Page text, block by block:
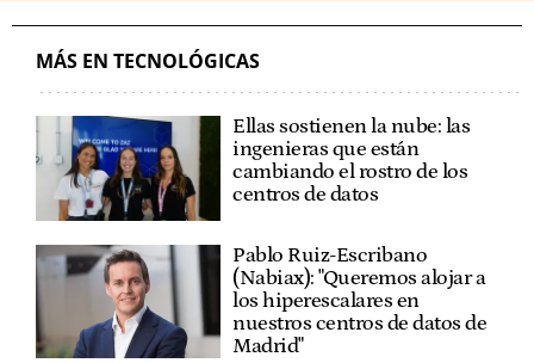
MÁS EN TECNOLÓGICAS
Ellas sostienen la nube: las
ingenieras que están
cambiando el rostro de los
centros de datos
Pablo Ruiz-Escribano
(Nabiax): "Queremos alojar a
los hiperescalares en
nuestros centros de datos de
Madrid"